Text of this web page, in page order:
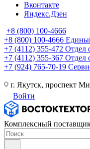
Вконтакте
Яндекс.Дзен
+8 (800) 100-4666
+8 (800) 100-4666
+7 (4112) 355-472 Отдел
+7 (4112) 355-367 Отдел
+7 (924) 765-70-19
г. Якутск, проспект
Войти
Комплексный